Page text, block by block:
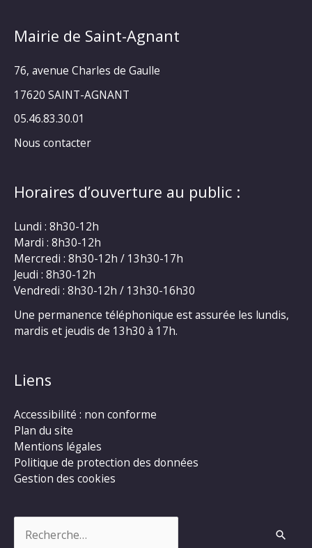
Mairie de Saint-Agnant
76, avenue Charles de Gaulle
17620 SAINT-AGNANT
05.46.83.30.01
Nous contacter
Horaires d’ouverture au public :
Lundi : 8h30-12h
Mardi : 8h30-12h
Mercredi : 8h30-12h / 13h30-17h
Jeudi : 8h30-12h
Vendredi : 8h30-12h / 13h30-16h30
Une permanence téléphonique est assurée les lundis,
mardis et jeudis de 13h30 à 17h.
Liens
Accessibilité : non conforme
Plan du site
Mentions légales
Politique de protection des données
Gestion des cookies